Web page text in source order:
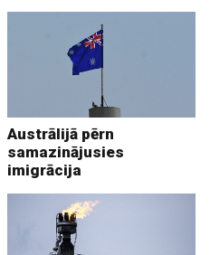
Austrālijā pērn
samazinājusies
imigrācija